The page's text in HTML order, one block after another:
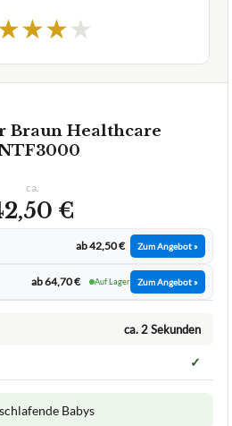
★★★
Braun Healthcare
ca.
€
ab 42,50 € Zum Angebot »
ab 64,70 € Auf Lager Zum Angebot »
ca. 2 Sekunden
✓
Babys